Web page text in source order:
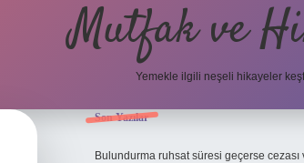
Mutfak ve
Yemekle ilgili neşeli hikayeler
Sidebar
Son Yazılar
Bulundurma ruhsat süresi geçerse cezası